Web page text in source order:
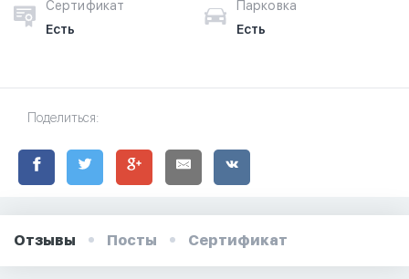
Сертификат
Есть
Парковка
Есть
Поделиться:
Отзывы Посты Сертификат